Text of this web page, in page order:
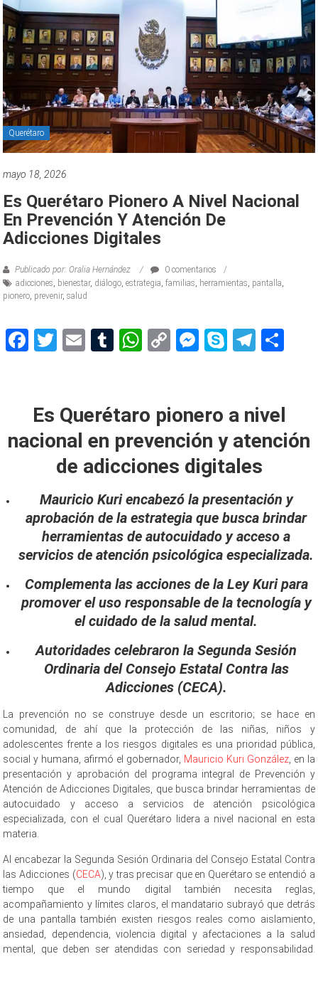
Querétaro
mayo 18, 2026
Es Querétaro Pionero A Nivel Nacional
En Prevención Y Atención De
Adicciones Digitales
Publicado por: Oralia Hernández
0 comentarios
adicciones
bienestar, diálogo ,estrategia ,familias herramientas pantalla
pionero prevenir,salud
Facebook
Twitter
EmailTumblr
WhatsApp
CopyMessenger
Skype
Es Querétaro pionero a nivel
nacional en prevención y atención
de adicciones digitales
Mauricio Kuri encabezó la presentación y
aprobación de la estrategia que busca brindar
herramientas de autocuidado y acceso a
servicios de atención psicológica especializada.
Complementa las acciones de la Ley Kuri para
promover el uso responsable de la tecnología y
el cuidado de la salud mental.
Autoridades celebraron la Segunda Sesión
Ordinaria del Consejo Estatal Contra las
Adicciones (CECA).
La prevención no se construye desde un escritorio; se hace en
comunidad, de ahí que la protección de las niñas, niños y
adolescentes frente a los riesgos digitales es una prioridad pública,
social y humana, afirmó el gobernador, Mauricio Kuri González, en la
presentación y aprobación del programa integral de Prevención y
Atención de Adicciones Digitales, que busca brindar herramientas de
autocuidado y acceso a servicios de atención psicológica
especializada, con el cual Querétaro lidera a nivel nacional en esta
materia.
Al encabezar la Segunda Sesión Ordinaria del Consejo Estatal Contra
las Adicciones (CECA), y tras precisar que en Querétaro se entendió a
tiempo que el mundo digital también necesita reglas,
acompañamiento y límites claros, el mandatario subrayó que detrás
de una pantalla también existen riesgos reales como aislamiento,
ansiedad, dependencia, violencia digital y afectaciones a la salud
mental, que deben ser atendidas con seriedad y responsabilidad.